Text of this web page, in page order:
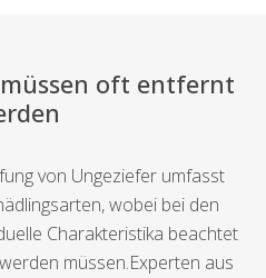
müssen oft entfernt
von Ungeziefer umfasst
wobei bei den
Charakteristika beachtet
müssen.Experten aus